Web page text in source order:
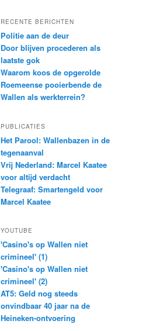
RECENTE BERICHTEN
Politie aan de deur
Door blijven procederen als
laatste gok
Waarom koos de opgerolde
Roemeense pooierbende de
Wallen als werkterrein?
PUBLICATIES
Het Parool: Wallenbazen in de
tegenaanval
Vrij Nederland: Marcel Kaatee
voor altijd verdacht
Telegraaf: Smartengeld voor
Marcel Kaatee
YOUTUBE
'Casino's op Wallen niet
crimineel' (1)
'Casino's op Wallen niet
crimineel' (2)
AT5: Geld nog steeds
onvindbaar 40 jaar na de
Heineken-ontvoering